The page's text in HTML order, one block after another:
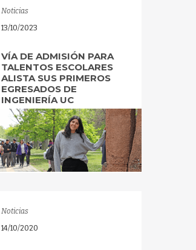
Noticias
13/10/2023
VÍA DE ADMISIÓN PARA
TALENTOS ESCOLARES
ALISTA SUS PRIMEROS
EGRESADOS DE
INGENIERÍA UC
Noticias
14/10/2020